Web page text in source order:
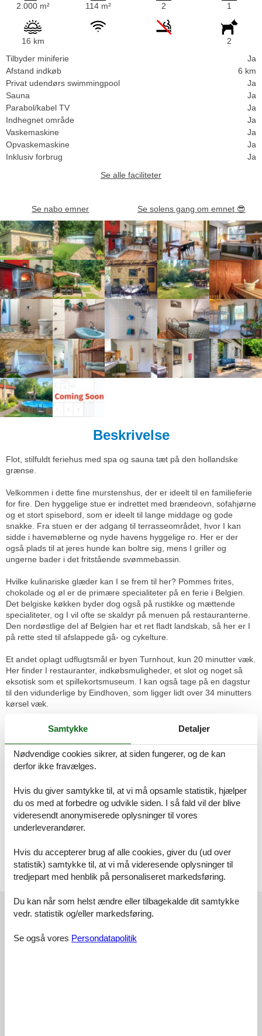
2.000 m² 114 m² 2 1
16 km
2
Tilbyder miniferie
Ja
Afstand indkøb
6 km
Privat udendørs swimmingpool
Ja
Sauna
Ja
Parabol/kabel TV
Ja
Indhegnet område
Ja
Vaskemaskine
Ja
Opvaskemaskine
Ja
Inklusiv forbrug
Ja
Se alle faciliteter
Se nabo emner Se solens gang om emnet 😎
Beskrivelse
Flot, stilfuldt feriehus med spa og sauna tæt på den hollandske
grænse.
Velkommen i dette fine murstenshus, der er ideelt til en familieferie
for fire. Den hyggelige stue er indrettet med brændeovn, sofahjørne
og et stort spisebord, som er ideelt til lange middage og gode
snakke. Fra stuen er der adgang til terrasseområdet, hvor I kan
sidde i havemøblerne og nyde havens hyggelige ro. Her er der
også plads til at jeres hunde kan boltre sig, mens I griller og
ungerne bader i det fritstående svømmebassin.
Hvilke kulinariske glæder kan I se frem til her? Pommes frites,
chokolade og øl er de primære specialiteter på en ferie i Belgien.
Det belgiske køkken byder dog også på rustikke og mættende
specialiteter, og I vil ofte se skaldyr på menuen på restauranterne.
Den nordøstlige del af Belgien har et ret fladt landskab, så her er I
på rette sted til afslappede gå- og cykelture.
Et andet oplagt udflugtsmål er byen Turnhout, kun 20 minutter væk.
Her finder I restauranter, indkøbsmuligheder, et slot og noget så
eksotisk som et spillekortsmuseum. I kan også tage på en dagstur
til den vidunderlige by Eindhoven, som ligger lidt over 34 minutters
kørsel væk.
Glæd jer til skønne dage i haven og kulturelle oplevelser!
Feriebolig
Soveværelse, 4 personer
Køjeseng
Soveværelse, 2 personer
Dobbeltseng
Badeværelse
Terrasse
Åben og overdækket terrasse
Eksterne anmeldelser
Vores gæsteanmeldelser Eksterne anmeldelser
Samtykke Detaljer
Nødvendige cookies sikrer, at siden fungerer, og de kan
derfor ikke fravælges.
Hvis du giver samtykke til, at vi må opsamle statistik, hjælper
du os med at forbedre og udvikle siden. I så fald vil der blive
videresendt anonymiserede oplysninger til vores
underleverandører.
Hvis du accepterer brug af alle cookies, giver du (ud over
statistik) samtykke til, at vi må videresende oplysninger til
tredjepart med henblik på personaliseret markedsføring.
Du kan når som helst ændre eller tilbagekalde dit samtykke
vedr. statistik og/eller markedsføring.
Se også vores Persondatapolitik